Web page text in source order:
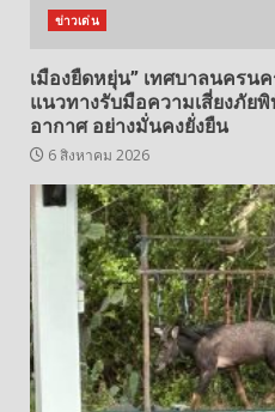
ข่าวเด่น
เมืองยืดหยุ่น” เทศบาลนครน
แนวทางรับมือความเสี่ยงภัย
อากาศ อย่างมั่นคงยั่งยืน
6 สิงหาคม 2026